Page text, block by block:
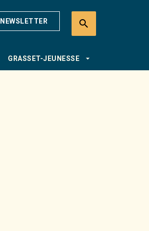
NEWSLETTER search
GRASSET-JEUNESSE arrow_drop_down